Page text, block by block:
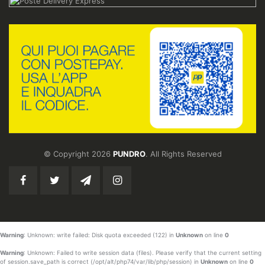
© Copyright 2026 PUNDRO. All Rights Reserved
Warning: Unknown: write failed: Disk quota exceeded (122) in Unknown on line 0
Warning: Unknown: Failed to write session data (files). Please verify that the current setting
of session.save_path is correct (/opt/alt/php74/var/lib/php/session) in Unknown on line 0